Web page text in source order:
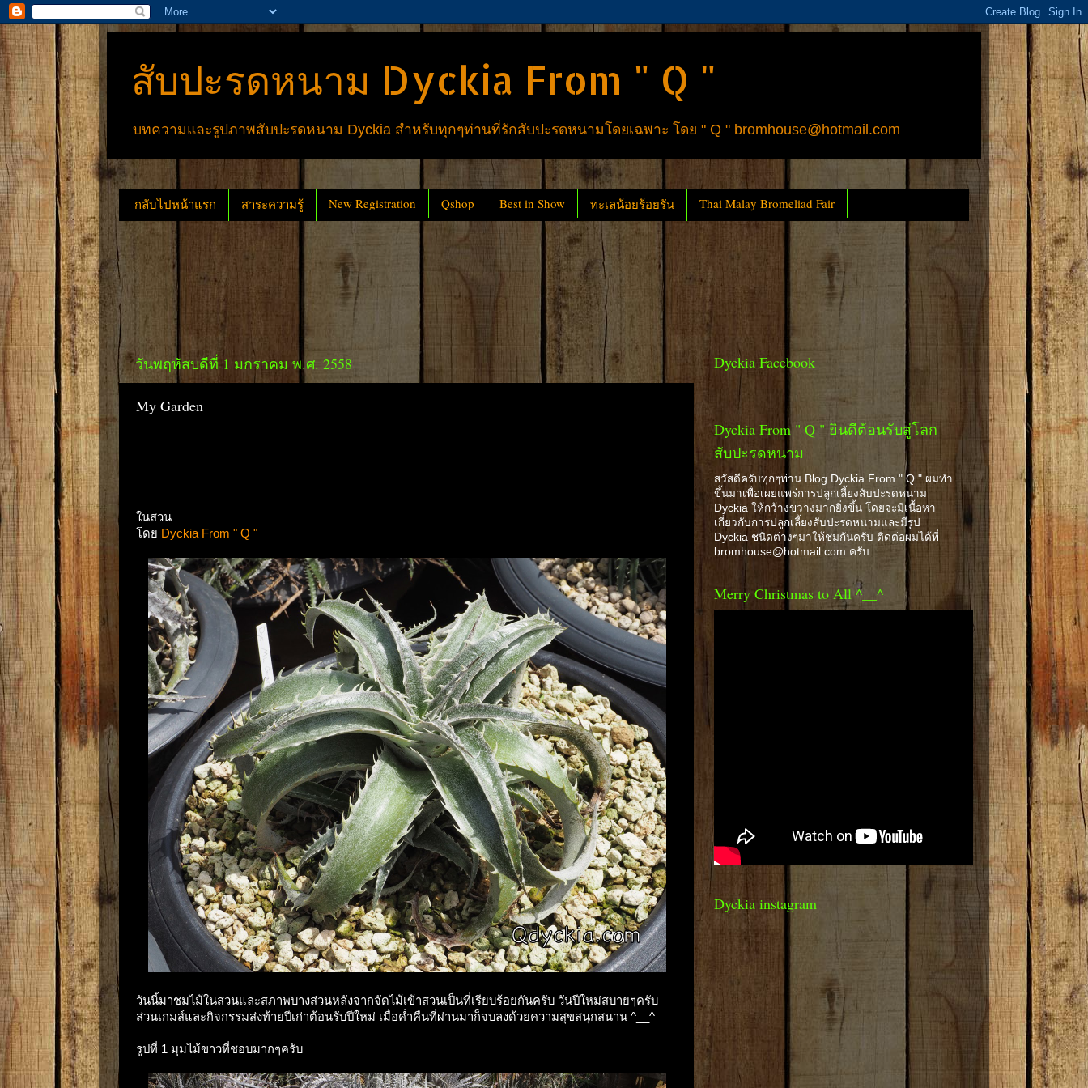
สับปะรดหนาม Dyckia From " Q "
บทความและรูปภาพสับปะรดหนาม Dyckia สำหรับทุกๆท่านที่รักสับปะรดหนามโดยเฉพาะ โดย " Q " bromhouse@hotmail.com
กลับไปหน้าแรก สาระความรู้ New Registration Qshop Best in Show ทะเลน้อยร้อยรัน Thai Malay Bromeliad Fair
วันพฤหัสบดีที่ 1 มกราคม พ.ศ. 2558
My Garden
ในสวน
โดย Dyckia From " Q "
วันนี้มาชมไม้ในสวนและสภาพบางส่วนหลังจากจัดไม้เข้าสวนเป็นที่เรียบร้อยกันครับ วันปีใหม่สบายๆครับ
ส่วนเกมส์และกิจกรรมส่งท้ายปีเก่าต้อนรับปีใหม่ เมื่อค่ำคืนที่ผ่านมาก็จบลงด้วยความสุขสนุกสนาน ^__^
รูปที่ 1 มุมไม้ขาวที่ชอบมากๆครับ
Dyckia Facebook
Dyckia From " Q " ยินดีต้อนรับสู่โลก
สับปะรดหนาม
สวัสดีครับทุกๆท่าน Blog Dyckia From " Q " ผมทำ
ขึ้นมาเพื่อเผยแพร่การปลูกเลี้ยงสับปะรดหนาม
Dyckia ให้กว้างขวางมากยิ่งขึ้น โดยจะมีเนื้อหา
เกี่ยวกับการปลูกเลี้ยงสับปะรดหนามและมีรูป
Dyckia ชนิดต่างๆมาให้ชมกันครับ ติดต่อผมได้ที่
bromhouse@hotmail.com ครับ
Merry Christmas to All ^__^
Dyckia instagram